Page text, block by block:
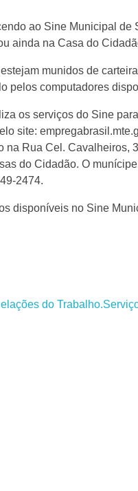
ao Sine Municipal de
ainda na Casa do
munidos de
pelos computadores
os serviços do Sine
site:
Rua Cel. Cavalheiros,
do Cidadão. O
2474.
disponíveis no Sine
do Trabalho.